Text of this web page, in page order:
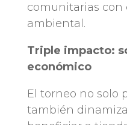
comunitarias con
ambiental.
Triple impacto:
económico
El torneo no solo
también